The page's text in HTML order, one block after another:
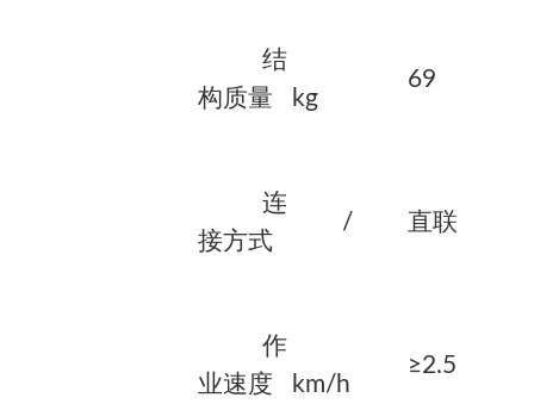
结
构质量
kg
69
连
接方式
/ 直联
作
业速度
km/h
≥2.5